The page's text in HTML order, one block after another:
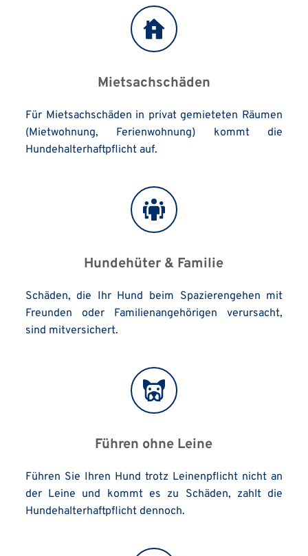
Mietsachschäden
Für Mietsachschäden in privat gemieteten Räumen
(Mietwohnung, Ferienwohnung) kommt die
Hundehalterhaftpflicht auf.
Hundehüter & Familie
Schäden, die Ihr Hund beim Spazierengehen mit
Freunden oder Familienangehörigen verursacht,
sind mitversichert.
Führen ohne Leine
Führen Sie Ihren Hund trotz Leinenpflicht nicht an
der Leine und kommt es zu Schäden, zahlt die
Hundehalterhaftpflicht dennoch.